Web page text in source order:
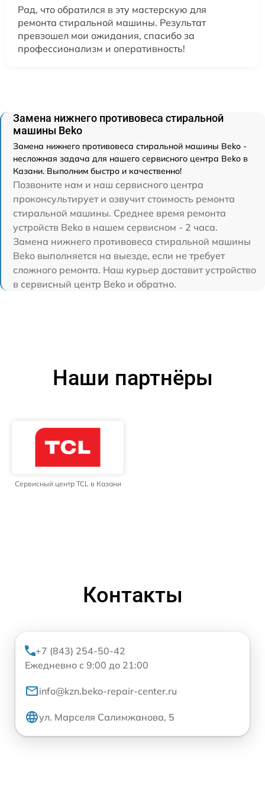
Рад, что обратился в эту мастерскую для
ремонта стиральной машины. Результат
превзошел мои ожидания, спасибо за
профессионализм и оперативность!
Замена нижнего противовеса стиральной
машины Beko
Замена нижнего противовеса стиральной машины Beko -
несложная задача для нашего сервисного центра Beko в
Казани. Выполним быстро и качественно!
Позвоните нам и наш сервисного центра
проконсультирует и озвучит стоимость ремонта
стиральной машины. Среднее время ремонта
устройств Beko в нашем сервисном - 2 часа.
Замена нижнего противовеса стиральной машины
Beko выполняется на выезде, если не требует
сложного ремонта. Наш курьер доставит устройство
в сервисный центр Beko и обратно.
Наши партнёры
Сервисный центр TCL в Казани
Контакты
+7 (843) 254-50-42
Ежедневно с 9:00 до 21:00
info@kzn.beko-repair-center.ru
ул. Марселя Салимжанова, 5